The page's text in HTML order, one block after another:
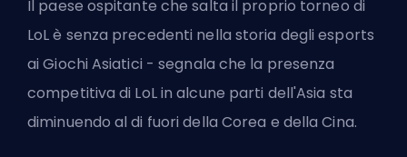
Il paese ospitante che salta il proprio torneo di
LoL è senza precedenti nella storia degli esports
ai Giochi Asiatici - segnala che la presenza
competitiva di LoL in alcune parti dell'Asia sta
diminuendo al di fuori della Corea e della Cina.